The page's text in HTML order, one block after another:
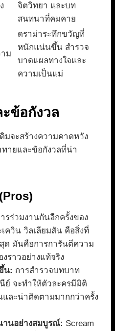
จิตวิทยา และบท
สนทนาที่คมคาย
ม
ดราม่าระทึกขวัญที่
หนักแน่นขึ้น สำรวจ
บาดแผลทางใจและ
ความเป็นแม่
ข้อกังวล
มจะสร้างความคาดหวัง
ายและข้อกังวลที่น่า
รร่วมงานกันอีกครั้งของ
ควิน วิลเลียมสัน คือสิ่งที่
ด มันคือการการันตีความ
งราวอย่างแท้จริง
น: การสำรวจบทบาท
ย์ จะทำให้ตัวละครมีมิติ
ละน่าติดตามมากกว่าครั้ง
านอย่างสมบูรณ์: Scream